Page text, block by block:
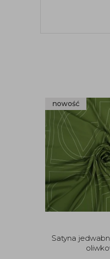
nowość
Satyna